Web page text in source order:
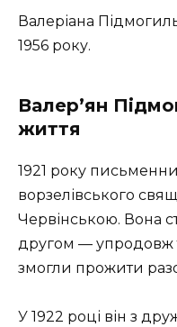
Валеріана
1956 року.
Валер’ян
життя
1921 року
ворзелівського
Червінською. Вона
другом — упродовж
змогли прожити
У 1922 році він з